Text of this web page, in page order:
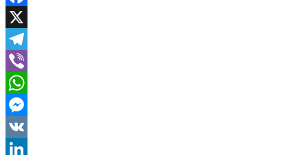
Facebook
X
Telegram
Viber
WhatsApp
Messenger
VK